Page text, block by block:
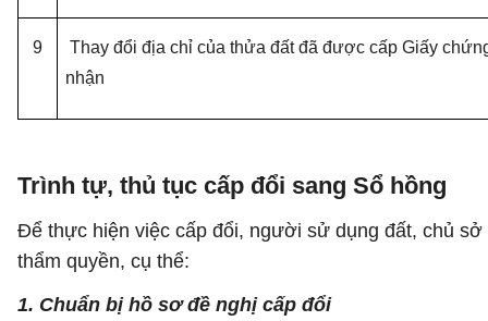
9
Thay đổi địa chỉ của thửa đất đã được cấp Giấy
nhận
Trình tự, thủ tục cấp đổi sang Sổ hồng
Để thực hiện việc cấp đổi, người sử dụng đất, chủ
thẩm quyền, cụ thể:
1. Chuẩn bị hồ sơ đề nghị cấp đổi